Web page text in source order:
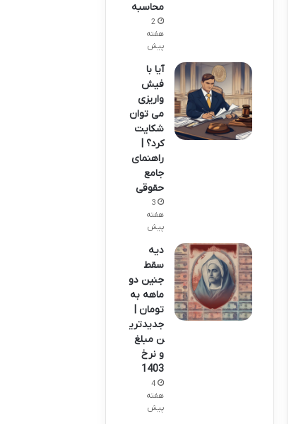
محاسبه
2
هفته
پیش
آیا با
فیش
واریزی
می توان
شکایت
کرد؟ |
راهنمای
جامع
حقوقی
3
هفته
پیش
دیه
سقط
جنین دو
ماهه به
تومان |
جدیدتری
ن مبلغ
و نرخ
1403
4
هفته
پیش